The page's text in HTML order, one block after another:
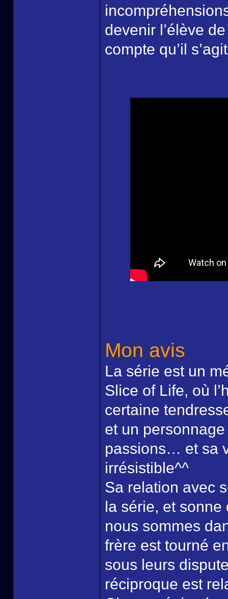
devenir l’élève
compte qu’il
Mon avis
La série est un
Slice of Life, où
certaine
et un
passions… et sa
irrésistible^^
Sa relation avec
la série, et sonne
nous sommes
frère est tourné
sous leurs
réciproque est